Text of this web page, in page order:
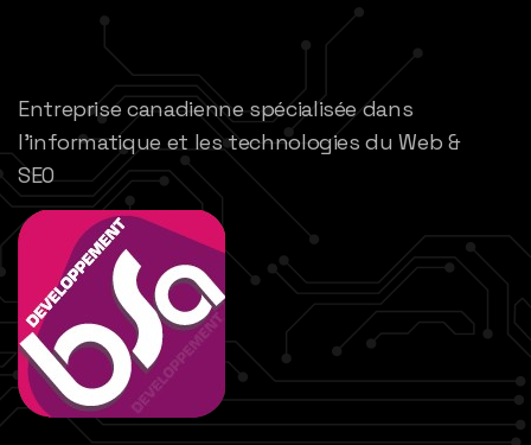
Entreprise canadienne spécialisée dans
l’informatique et les technologies du Web &
SEO